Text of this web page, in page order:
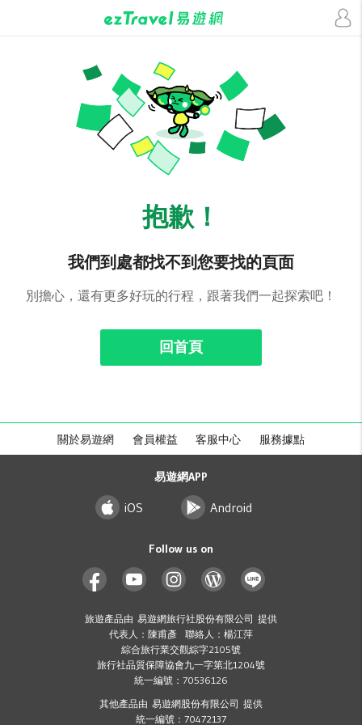
抱歉！
我們到處都找不到您要找的頁面
別擔心，還有更多好玩的行程，跟著我們一起探索吧！
回首頁
關於易遊網 會員權益 客服中心 服務據點
易遊網APP
iOS Android
Follow us on
旅遊產品由 易遊網旅行社股份有限公司 提供
代表人：陳甫彥 聯絡人：楊江萍
綜合旅行業交觀綜字2105號
旅行社品質保障協會九一字第北1204號
統一編號：70536126
其他產品由 易遊網股份有限公司 提供
統一編號：70472137